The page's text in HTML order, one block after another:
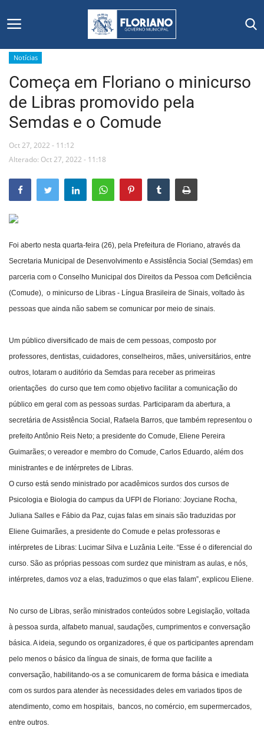
Início
Editais
Floriano
Mural de Licitações
Vídeos
Webmail
Notícias
Começa em Floriano o minicurso
de Libras promovido pela
Semdas e o Comude
Oct 27, 2022 - 11:12
Alterado: Oct 27, 2022 - 11:18
Foi aberto nesta quarta-feira (26), pela Prefeitura de Floriano, através da
Secretaria Municipal de Desenvolvimento e Assistência Social (Semdas) em
parceria com o Conselho Municipal dos Direitos da Pessoa com Deficiência
(Comude), o minicurso de Libras - Língua Brasileira de Sinais, voltado às
pessoas que ainda não sabem se comunicar por meio de sinais.
Um público diversificado de mais de cem pessoas, composto por
professores, dentistas, cuidadores, conselheiros, mães, universitários, entre
outros, lotaram o auditório da Semdas para receber as primeiras
orientações do curso que tem como objetivo facilitar a comunicação do
público em geral com as pessoas surdas. Participaram da abertura, a
secretária de Assistência Social, Rafaela Barros, que também representou o
prefeito Antônio Reis Neto; a presidente do Comude, Eliene Pereira
Guimarães; o vereador e membro do Comude, Carlos Eduardo, além dos
ministrantes e de intérpretes de Libras.
O curso está sendo ministrado por acadêmicos surdos dos cursos de
Psicologia e Biologia do campus da UFPI de Floriano: Joyciane Rocha,
Juliana Salles e Fábio da Paz, cujas falas em sinais são traduzidas por
Eliene Guimarães, a presidente do Comude e pelas professoras e
intérpretes de Libras: Lucimar Silva e Luzânia Leite. “Esse é o diferencial do
curso. São as próprias pessoas com surdez que ministram as aulas, e nós,
intérpretes, damos voz a elas, traduzimos o que elas falam”, explicou Eliene.
No curso de Libras, serão ministrados conteúdos sobre Legislação, voltada
à pessoa surda, alfabeto manual, saudações, cumprimentos e conversação
básica. A ideia, segundo os organizadores, é que os participantes aprendam
pelo menos o básico da língua de sinais, de forma que facilite a
conversação, habilitando-os a se comunicarem de forma básica e imediata
com os surdos para atender às necessidades deles em variados tipos de
atendimento, como em hospitais, bancos, no comércio, em supermercados,
entre outros.